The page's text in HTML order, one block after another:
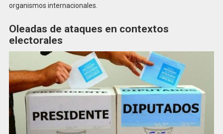
organismos internacionales.
Oleadas de ataques en contextos
electorales